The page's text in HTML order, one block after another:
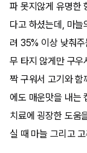
파 못지않게 유명한
다고 하셨는데, 마
려 35% 이상 낮춰
무 타지 않게만 구
짝 구워서 고기와 함
에도 매운맛을 내는
치료에 굉장한 도움
실 때 마늘 그리고